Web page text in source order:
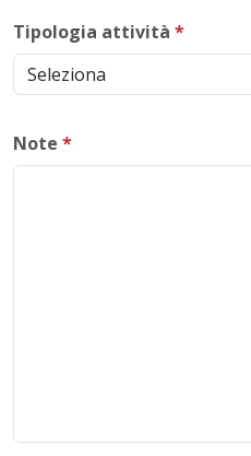
Tipologia attività *
Note *